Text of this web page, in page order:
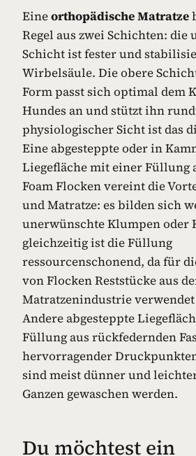
Eineorthopädische Matratze
Regel aus zwei Schichten: die
Schicht ist fester und
Wirbelsäule. Die obere
Form passt sich optimal dem
Hundes an und stützt ihn
physiologischer Sicht ist das
Eine abgesteppte oder in
Liegefläche mit einer Füllung
Foam Flocken vereint die
und Matratze: es bilden sich
unerwünschte Klumpen oder
gleichzeitig ist die Füllung
ressourcenschonend, da für
von Flocken Reststücke aus
Matratzenindustrie
Andere abgesteppte
Füllung aus rückfedernden
hervorragender
sind meist dünner und
Ganzen gewaschen werden.
Du möchtest ein